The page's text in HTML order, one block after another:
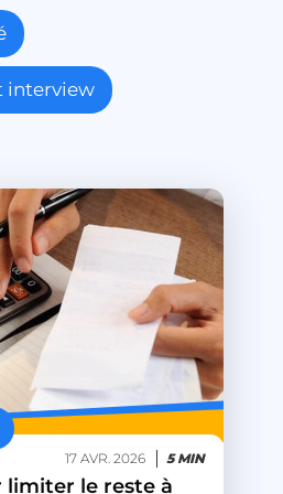
interview
17 AVR. 2026 5 MIN
limiter le reste à